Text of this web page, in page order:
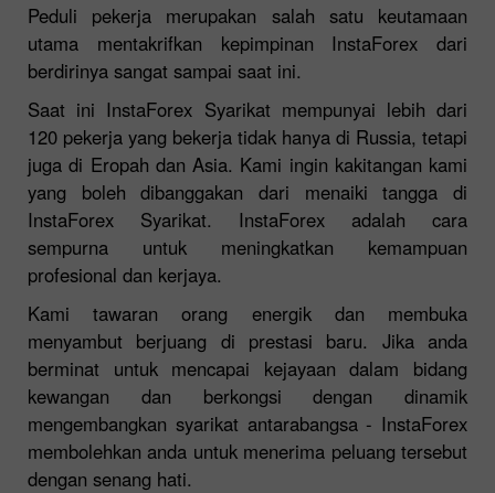
Peduli pekerja merupakan salah satu keutamaan
utama mentakrifkan kepimpinan InstaForex dari
berdirinya sangat sampai saat ini.
Saat ini InstaForex Syarikat mempunyai lebih dari
120 pekerja yang bekerja tidak hanya di Russia, tetapi
juga di Eropah dan Asia. Kami ingin kakitangan kami
yang boleh dibanggakan dari menaiki tangga di
InstaForex Syarikat. InstaForex adalah cara
sempurna untuk meningkatkan kemampuan
profesional dan kerjaya.
Kami tawaran orang energik dan membuka
menyambut berjuang di prestasi baru. Jika anda
berminat untuk mencapai kejayaan dalam bidang
kewangan dan berkongsi dengan dinamik
mengembangkan syarikat antarabangsa - InstaForex
membolehkan anda untuk menerima peluang tersebut
dengan senang hati.